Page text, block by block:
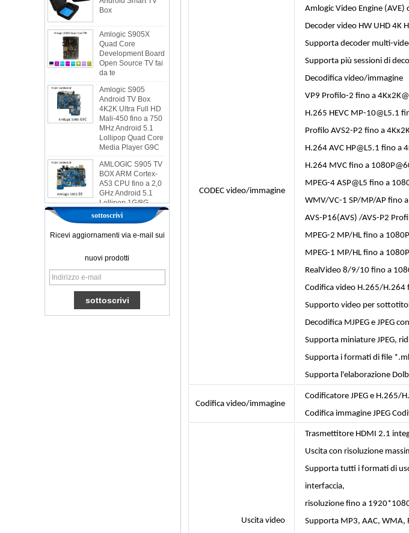
Quad Core
Development Board
Open Source TV fai
da te
Amlogic S905
Android TV Box
4K2K Ultra Full HD
Mali-450 fino a 750
MHz Android 5.1
Lollipop Quad Core
Media Player G9C
AMLOGIC S905 TV
BOX ARM Cortex-
A53 CPU fino a 2,0
GHz Android 5.1
Lollipop 1G/8G
4K2K Android TV
Box Player S9
Amlogic più recente
S905X TV Box
TV Box Quad Core
Ott TV Box VP9
H.265 Smart TV Box
x96
Box TV Android con
slot per scheda SIM
sottoscrivi
Ricevi aggiornamenti via e-mail sui
nuovi prodotti
CODEC video/immagine
Amlogic Video Engine
Decoder video HW UHD 4K
Supporta decoder multi-
Supporta più sessioni di
Decodifica video/immagine
VP9 Profilo-2 fino a
H.265 HEVC MP-10@L5.1
Profilo AVS2-P2 fino a
H.264 AVC HP@L5.1 fino a
H.264 MVC fino a
MPEG-4 ASP@L5 fino a
WMV/VC-1 SP/MP/AP fino
AVS-P16(AVS) /AVS-P2
MPEG-2 MP/HL fino a
MPEG-1 MP/HL fino a
RealVideo 8/9/10 fino a
Codifica video H.265/H.264
Supporto video per
Decodifica MJPEG e JPEG
Supporta miniature JPEG,
Supporta i formati di file
Supporta l'elaborazione
Codifica video/immagine
Codificatore JPEG e H.265/
Codifica immagine JPEG
Uscita video
Trasmettitore HDMI 2.1
Uscita con risoluzione
Supporta tutti i formati di
interfaccia,
risoluzione fino a
Supporta MP3, AAC, WMA,